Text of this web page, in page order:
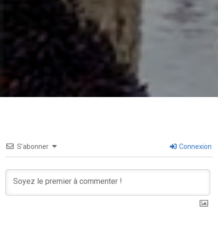
S’abonner Connexion